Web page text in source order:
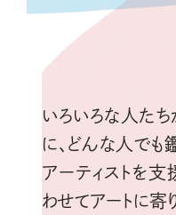
いろいろな人たち
に、どんな人でも
アーティストを支
わせてアートに寄